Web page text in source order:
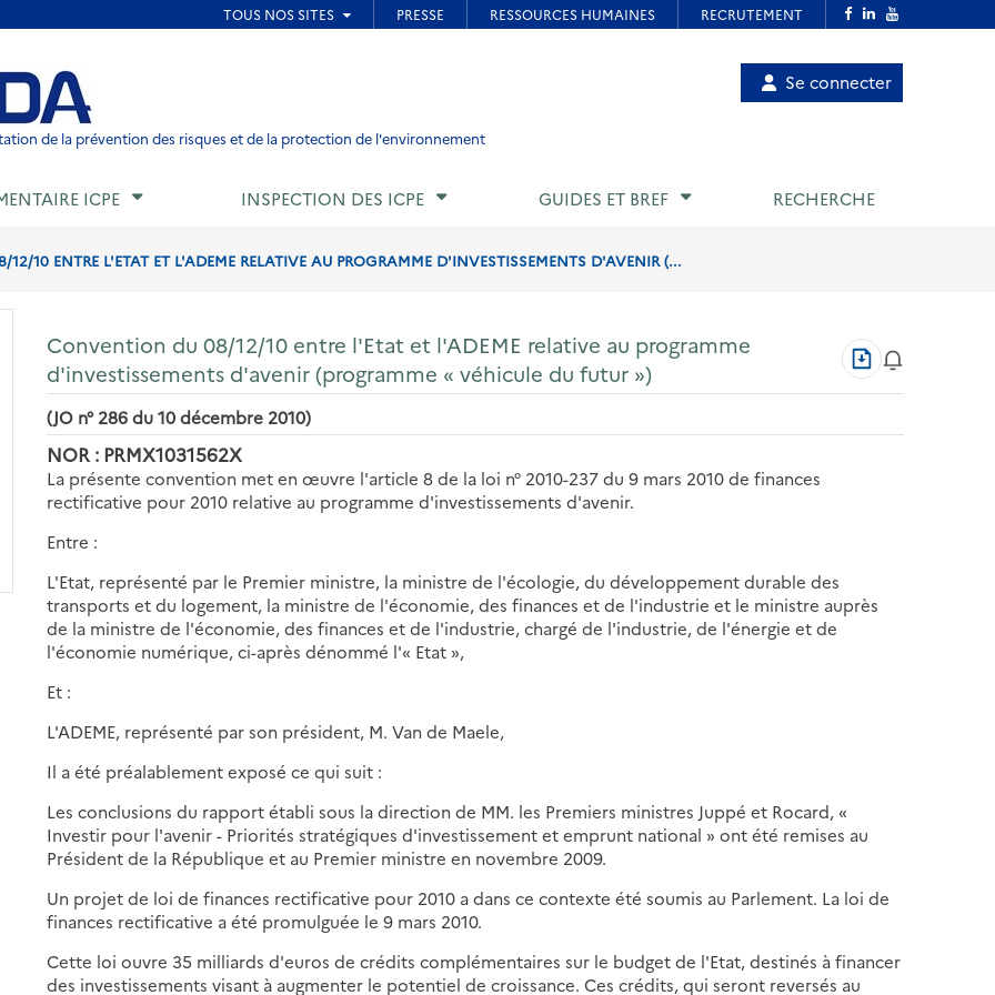
de page
de la prévention des risques et de la protection de l'environnement
Menu
utilisateur
Se connecter
ICPE INSPECTION DES ICPE GUIDES ET BREF RECHERCHE
10 ENTRE L'ETAT ET L'ADEME RELATIVE AU PROGRAMME D'INVESTISSEMENTS D'AVENIR (...
Convention du 08/12/10 entre l'Etat et l'ADEME relative au programme
d'investissements d'avenir (programme « véhicule du futur »)
Télécharger
au
format
(JO n° 286 du 10 décembre 2010)
NOR : PRMX1031562X
La présente convention met en œuvre l'article 8 de la loi n° 2010-237 du 9 mars 2010 de finances
rectificative pour 2010 relative au programme d'investissements d'avenir.
Entre :
L'Etat, représenté par le Premier ministre, la ministre de l'écologie, du développement durable des
transports et du logement, la ministre de l'économie, des finances et de l'industrie et le ministre auprès
de la ministre de l'économie, des finances et de l'industrie, chargé de l'industrie, de l'énergie et de
l'économie numérique, ci-après dénommé l'« Etat »,
Et :
L'ADEME, représenté par son président, M. Van de Maele,
Il a été préalablement exposé ce qui suit :
Les conclusions du rapport établi sous la direction de MM. les Premiers ministres Juppé et Rocard, «
Investir pour l'avenir - Priorités stratégiques d'investissement et emprunt national » ont été remises au
Président de la République et au Premier ministre en novembre 2009.
Un projet de loi de finances rectificative pour 2010 a dans ce contexte été soumis au Parlement. La loi de
finances rectificative a été promulguée le 9 mars 2010.
Cette loi ouvre 35 milliards d'euros de crédits complémentaires sur le budget de l'Etat, destinés à financer
des investissements visant à augmenter le potentiel de croissance. Ces crédits, qui seront reversés au